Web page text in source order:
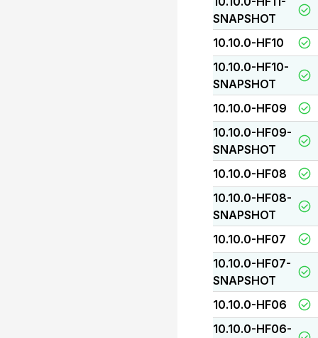
SNAPSHOT
10.10.0-HF10
10.10.0-HF10-
SNAPSHOT
10.10.0-HF09
10.10.0-HF09-
SNAPSHOT
10.10.0-HF08
10.10.0-HF08-
SNAPSHOT
10.10.0-HF07
10.10.0-HF07-
SNAPSHOT
10.10.0-HF06
10.10.0-HF06-